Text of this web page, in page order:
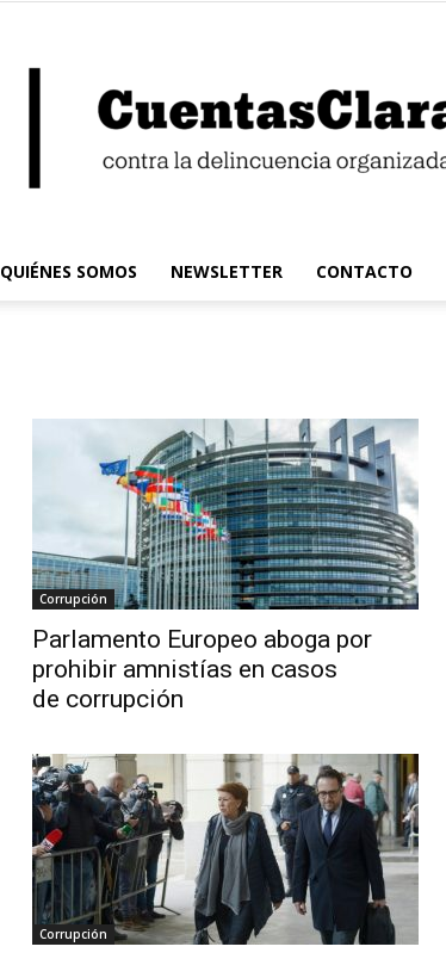
Claras
QUIÉNES SOMOS NEWSLETTER CONTACTO
Corrupción
Parlamento Europeo aboga por
prohibir amnistías en casos
de corrupción
Corrupción